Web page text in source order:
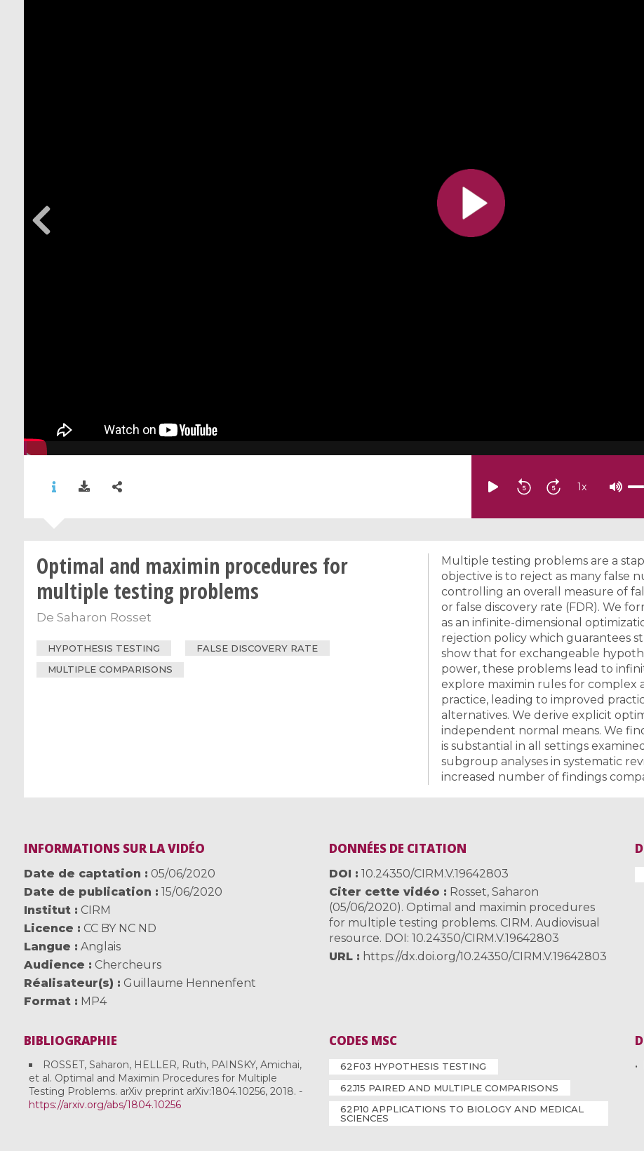
1x
Optimal and maximin procedures for
multiple testing problems
De Saharon Rosset
HYPOTHESIS TESTING
FALSE DISCOVERY RATE
MULTIPLE COMPARISONS
Multiple testing problems are a
objective is to reject as many false
controlling an overall measure of
or false discovery rate (FDR). We
as an infinite-dimensional
rejection policy which guarantees
show that for exchangeable
power, these problems lead to
explore maximin rules for complex
practice, leading to improved
alternatives. We derive explicit
independent normal means. We
is substantial in all settings
subgroup analyses in systematic
increased number of findings
INFORMATIONS SUR LA VIDÉO
Date de captation
05/06/2020
Date de publication
15/06/2020
Institut
CIRM
Licence
CC BY NC ND
Langue
Anglais
Audience
Chercheurs
Réalisateur(s)
Guillaume Hennenfent
Format
MP4
DONNÉES DE CITATION
DOI
10.24350/CIRM.V.19642803
Citer cette vidéo
Rosset, Saharon
(05/06/2020). Optimal and maximin procedures
for multiple testing problems. CIRM. Audiovisual
resource. DOI: 10.24350/CIRM.V.19642803
URL
https://dx.doi.org/10.24350/CIRM.V.19642803
BIBLIOGRAPHIE
ROSSET, Saharon, HELLER, Ruth, PAINSKY, Amichai,
et al. Optimal and Maximin Procedures for Multiple
Testing Problems. arXiv preprint arXiv:1804.10256, 2018. -
https://arxiv.org/abs/1804.10256
CODES MSC
62F03 HYPOTHESIS TESTING
62J15 PAIRED AND MULTIPLE COMPARISONS
62P10 APPLICATIONS TO BIOLOGY AND MEDICAL
SCIENCES